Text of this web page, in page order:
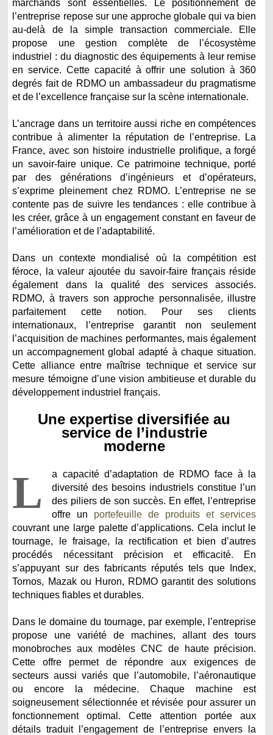
marchands sont essentielles. Le positionnement de
l’entreprise repose sur une approche globale qui va bien
au-delà de la simple transaction commerciale. Elle
propose une gestion complète de l’écosystème
industriel : du diagnostic des équipements à leur remise
en service. Cette capacité à offrir une solution à 360
degrés fait de RDMO un ambassadeur du pragmatisme
et de l’excellence française sur la scène internationale.
L’ancrage dans un territoire aussi riche en compétences
contribue à alimenter la réputation de l’entreprise. La
France, avec son histoire industrielle prolifique, a forgé
un savoir-faire unique. Ce patrimoine technique, porté
par des générations d’ingénieurs et d’opérateurs,
s’exprime pleinement chez RDMO. L’entreprise ne se
contente pas de suivre les tendances : elle contribue à
les créer, grâce à un engagement constant en faveur de
l’amélioration et de l’adaptabilité.
Dans un contexte mondialisé où la compétition est
féroce, la valeur ajoutée du savoir-faire français réside
également dans la qualité des services associés.
RDMO, à travers son approche personnalisée, illustre
parfaitement cette notion. Pour ses clients
internationaux, l’entreprise garantit non seulement
l’acquisition de machines performantes, mais également
un accompagnement global adapté à chaque situation.
Cette alliance entre maîtrise technique et service sur
mesure témoigne d’une vision ambitieuse et durable du
développement industriel français.
Une expertise diversifiée au
service de l’industrie
moderne
L
a capacité d’adaptation de RDMO face à la
diversité des besoins industriels constitue l’un
des piliers de son succès. En effet, l’entreprise
offre un portefeuille de produits et services
couvrant une large palette d’applications. Cela inclut le
tournage, le fraisage, la rectification et bien d’autres
procédés nécessitant précision et efficacité. En
s’appuyant sur des fabricants réputés tels que Index,
Tornos, Mazak ou Huron, RDMO garantit des solutions
techniques fiables et durables.
Dans le domaine du tournage, par exemple, l’entreprise
propose une variété de machines, allant des tours
monobroches aux modèles CNC de haute précision.
Cette offre permet de répondre aux exigences de
secteurs aussi variés que l’automobile, l’aéronautique
ou encore la médecine. Chaque machine est
soigneusement sélectionnée et révisée pour assurer un
fonctionnement optimal. Cette attention portée aux
détails traduit l’engagement de l’entreprise envers la